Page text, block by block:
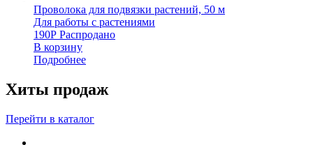
Проволока для подвязки растений, 50 м
Для работы с растениями
190Р Распродано
В корзину
Подробнее
Хиты продаж
Перейти в каталог